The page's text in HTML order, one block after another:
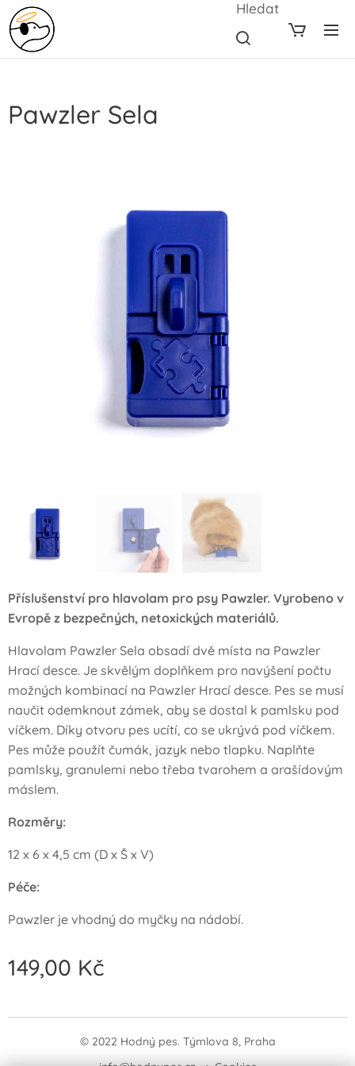
Hledat
Pawzler Sela
Příslušenství pro hlavolam pro psy Pawzler. Vyrobeno v
Evropě z bezpečných, netoxických materiálů.
Hlavolam Pawzler Sela obsadí dvě místa na Pawzler
Hrací desce. Je skvělým doplňkem pro navýšení počtu
možných kombinací na Pawzler Hrací desce. Pes se musí
naučit odemknout zámek, aby se dostal k pamlsku pod
víčkem. Díky otvoru pes ucítí, co se ukrývá pod víčkem.
Pes může použít čumák, jazyk nebo tlapku. Naplňte
pamlsky, granulemi nebo třeba tvarohem a arašídovým
máslem.
Rozměry:
12 x 6 x 4,5 cm (D x Š x V)
Péče:
Pawzler je vhodný do myčky na nádobí.
149,00 Kč
© 2022 Hodný pes. Týmlova 8, Praha